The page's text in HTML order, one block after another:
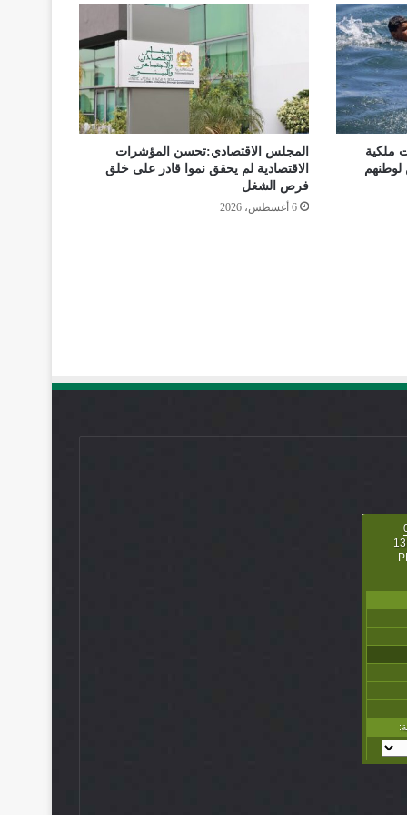
ملكية
لوطنهم
المجلس الاقتصادي:تحسن المؤشرات
الاقتصادية لم يحقق نموا قادر على خلق
فرص الشغل
6 أغسطس، 2026